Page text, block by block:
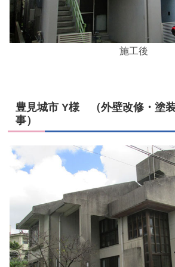
施工後
豊見城市 Y様 （外壁改修・塗
事）